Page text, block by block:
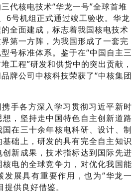
代核电技术“华龙一号”全球首堆
6号机组正式通过竣工验收。华龙
全面建成，标志着我国核电技术
第一方阵，为我国形成了一套完
号标准体系。鉴于在“中国自主三
工程”研发和供货中的突出贡献，
牌公司中核科技荣获了“中核集团
手各方深入学习贯彻习近平新时
，坚持走中国特色自主创新道路
在三十余年核电科研、设计、制
础上，研发的具有完全自主知识
新成果，技术指标达到国际先进
电的全球竞争力，对优化我国能
发展具有重要作用，也为“华龙一
供良好借鉴。